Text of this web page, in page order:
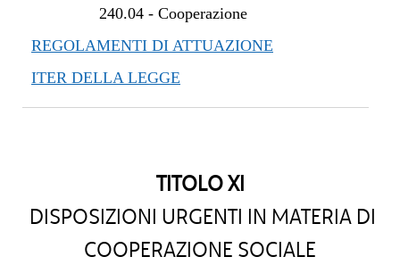
240.04- Cooperazione
REGOLAMENTI DI ATTUAZIONE
ITER DELLA LEGGE
TITOLO XI
DISPOSIZIONI URGENTI IN MATERIA DI
COOPERAZIONE SOCIALE